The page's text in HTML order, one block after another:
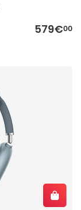
579€00